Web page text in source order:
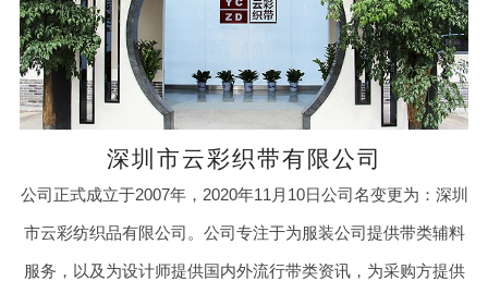
深圳市云彩织带有限公司
公司正式成立于2007年，2020年11月10日公司名变更为：深圳
市云彩纺织品有限公司。公司专注于为服装公司提供带类辅料
服务，以及为设计师提供国内外流行带类资讯，为采购方提供